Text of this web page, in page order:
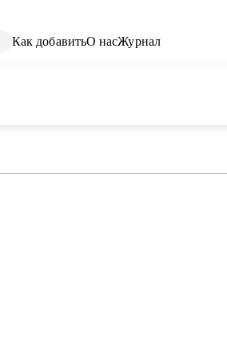
Как добавитьО насЖурнал